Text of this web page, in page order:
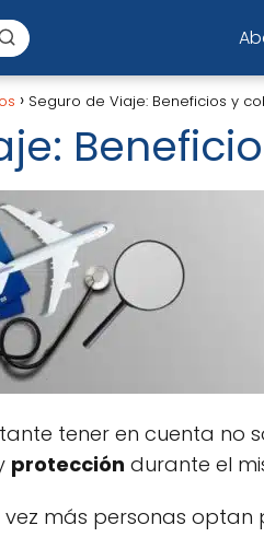
Seguro de Viaje: Beneficios y
tener en cuenta no
protección durante el
más personas